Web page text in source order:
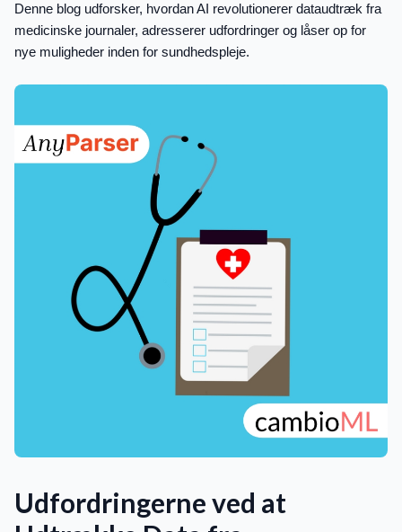
Denne blog udforsker, hvordan AI revolutionerer dataudtræk fra
medicinske journaler, adresserer udfordringer og låser op for
nye muligheder inden for sundhedspleje.
Udfordringerne ved at